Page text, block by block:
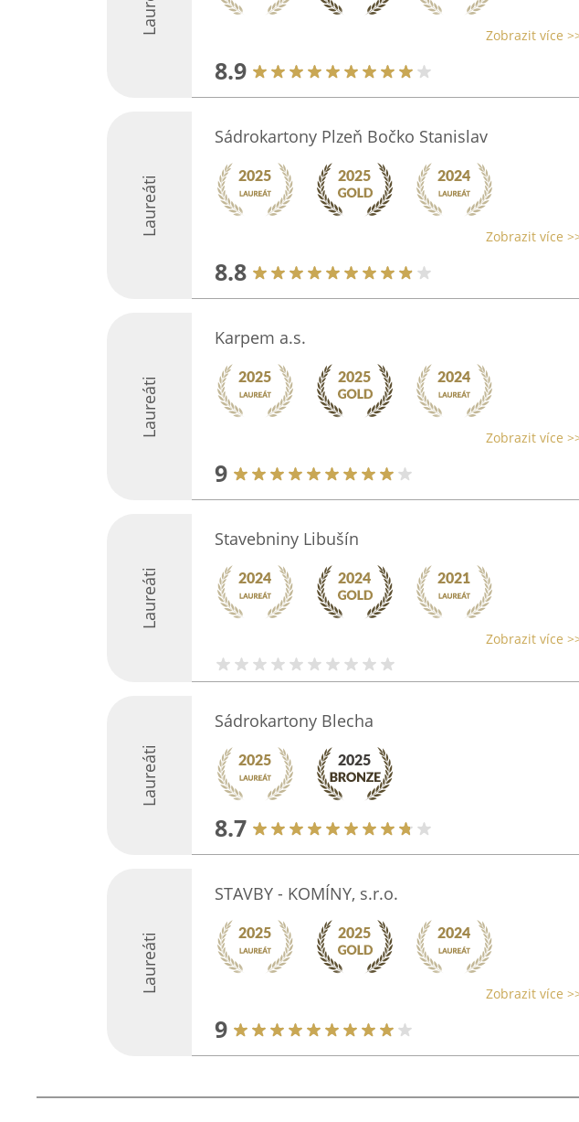
Zobrazit více
8.9
Laureáti
Sádrokartony Plzeň Bočko Stanislav
Zobrazit více
8.8
Laureáti
Karpem a.s.
Zobrazit více
9
Laureáti
Stavebniny Libušín
Zobrazit více
Laureáti
Sádrokartony Blecha
8.7
Laureáti
STAVBY - KOMÍNY, s.r.o.
Zobrazit více
9